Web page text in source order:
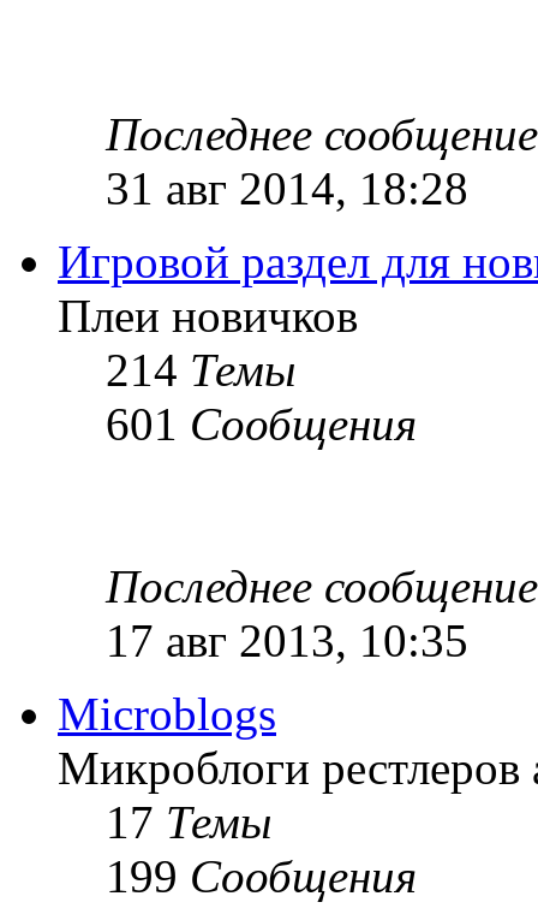
Последнее сообщение
31 авг 2014, 18:28
Игровой раздел для
Плеи новичков
214 Темы
601 Сообщения
Последнее сообщение
17 авг 2013, 10:35
Microblogs
Микроблоги рестлеров
17 Темы
199 Сообщения